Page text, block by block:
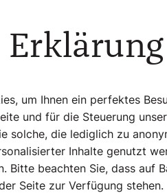
Wegbegleiter durch die Fasten-
EUR 18,60
Lebens schreibt Frère John von der
Erklärung
um Ihnen ein perfektes
und für die Steuerung
solche, die lediglich zu
Inhalte genutzt
Bitte beachten Sie, dass auf
Seite zur Verfügung stehen.